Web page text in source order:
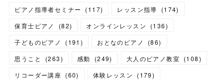
ピアノ指導者セミナー
(117) レッスン指導 (174)
保育士ピアノ
(82) オンラインレッスン (136)
子どものピアノ
(191 ) おとなのピアノ (86)
思うこと
(263) 感動 (249) 大人のピアノ教室 (108)
リコーダー講座 (60) 体験レッスン (179)